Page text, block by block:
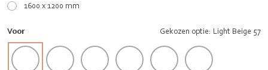
1600 x 1200 mm
Voor Gekozen optie: Light Beige 57